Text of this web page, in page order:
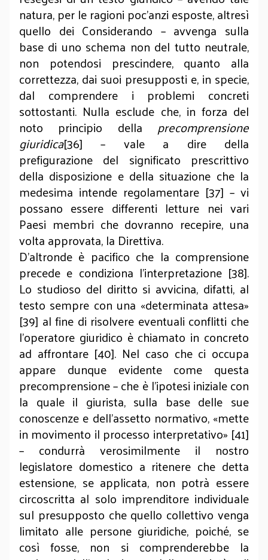
natura, per le ragioni poc’anzi esposte, altresì
quello dei Considerando – avvenga sulla
base di uno schema non del tutto neutrale,
non potendosi prescindere, quanto alla
correttezza, dai suoi presupposti e, in specie,
dal comprendere i problemi concreti
sottostanti. Nulla esclude che, in forza del
noto principio della precomprensione
giuridica[36] – vale a dire della
prefigurazione del significato prescrittivo
della disposizione e della situazione che la
medesima intende regolamentare [37] – vi
possano essere differenti letture nei vari
Paesi membri che dovranno recepire, una
volta approvata, la Direttiva.
D’altronde è pacifico che la comprensione
precede e condiziona l’interpretazione [38].
Lo studioso del diritto si avvicina, difatti, al
testo sempre con una «determinata attesa»
[39] al fine di risolvere eventuali conflitti che
l’operatore giuridico è chiamato in concreto
ad affrontare [40]. Nel caso che ci occupa
appare dunque evidente come questa
precomprensione – che è l’ipotesi iniziale con
la quale il giurista, sulla base delle sue
conoscenze e dell’assetto normativo, «mette
in movimento il processo interpretativo» [41]
– condurrà verosimilmente il nostro
legislatore domestico a ritenere che detta
estensione, se applicata, non potrà essere
circoscritta al solo imprenditore individuale
sul presupposto che quello collettivo venga
limitato alle persone giuridiche, poiché, se
così fosse, non si comprenderebbe la